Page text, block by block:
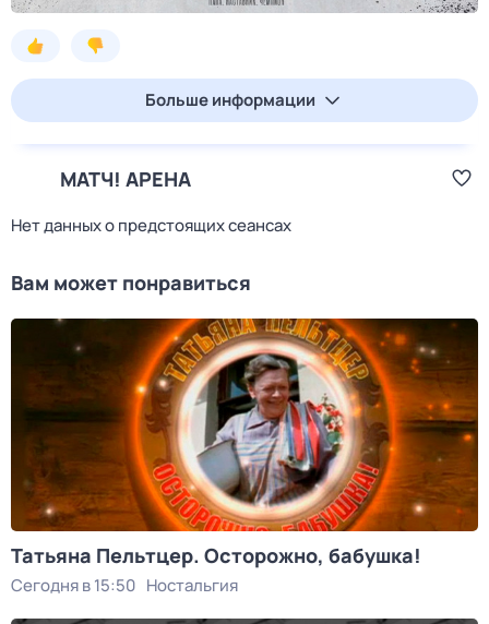
Больше информации
МАТЧ! АРЕНА
Нет данных о предстоящих сеансах
Вам может понравиться
Татьяна Пельтцер. Осторожно, бабушка!
Сегодня в 15:50 Ностальгия